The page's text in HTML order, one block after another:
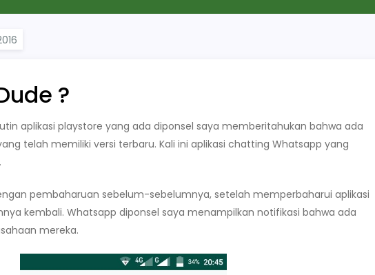
?
aplikasi playstore yang ada diponsel saya memberitahukan bahwa ada
telah memiliki versi terbaru. Kali ini aplikasi chatting Whatsapp yang
pembaharuan sebelum-sebelumnya, setelah memperbaharui aplikasi
kembali. Whatsapp diponsel saya menampilkan notifikasi bahwa ada
mereka.